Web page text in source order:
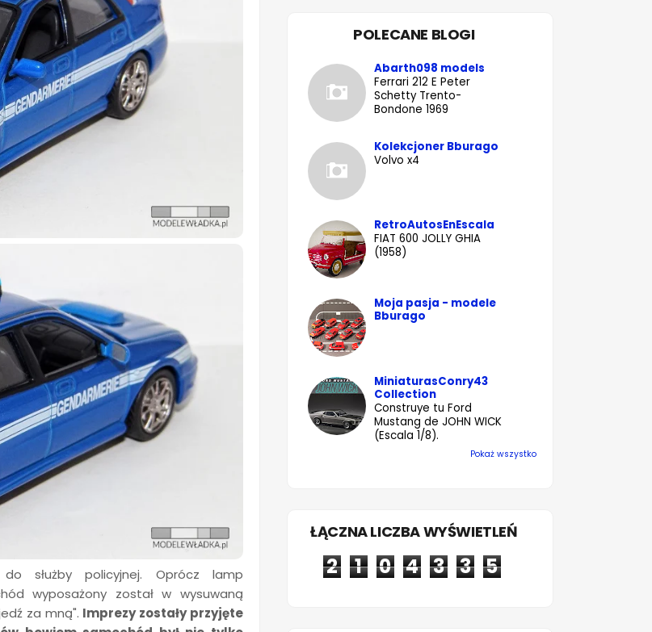
służby policyjnej. Oprócz lamp
wyposażony został w wysuwaną
za mną". Imprezy zostały przyjęte
POLECANE BLOGI
Abarth098 models
Ferrari 212 E Peter
Schetty Trento-
Bondone 1969
Kolekcjoner Bburago
Volvo x4
RetroAutosEnEscala
FIAT 600 JOLLY GHIA
(1958)
Moja pasja - modele
Bburago
MiniaturasConry43
Collection
Construye tu Ford
Mustang de JOHN WICK
(Escala 1/8).
Pokaż wszystko
ŁĄCZNA LICZBA WYŚWIETLEŃ
2 1 0 4 3 3 5